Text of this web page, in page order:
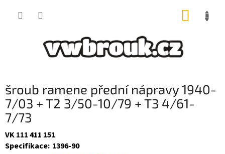
šroub ramene přední nápravy 1940-
7/03 + T2 3/50-10/79 + T3 4/61-
7/73
VK 111 411 151
Specifikace: 1396-90